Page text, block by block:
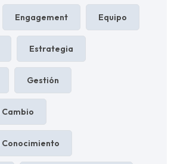
Engagement Equipo
Estrategia
Gestión
Cambio
Conocimiento